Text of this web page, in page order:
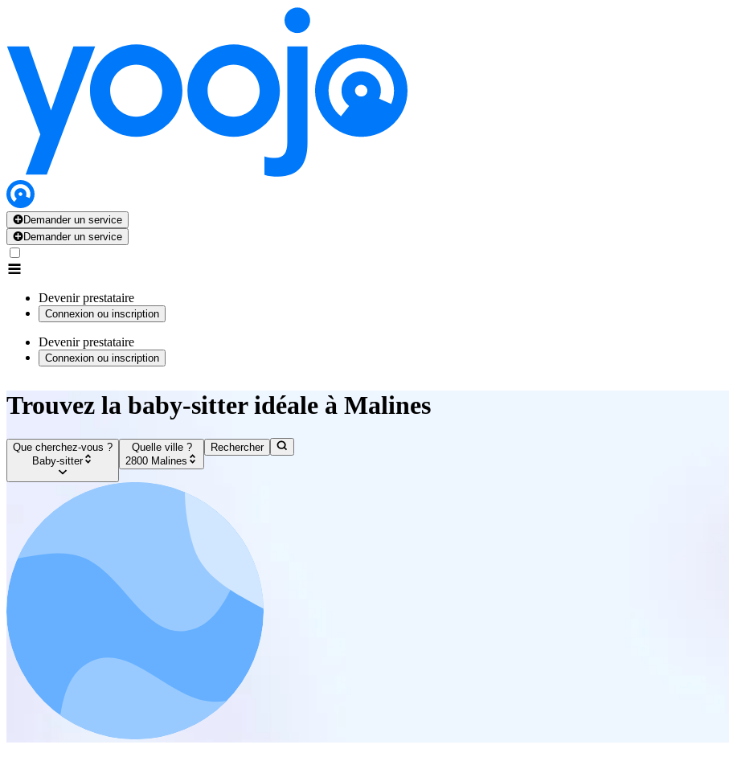
Demander un service
Demander un service
Devenir prestataire
Connexion ou inscription
Devenir prestataire
Connexion ou inscription
Trouvez la baby-sitter idéale à Malines
Que cherchez-vous ?
Baby-sitter
Quelle ville ?
2800 Malines
Rechercher